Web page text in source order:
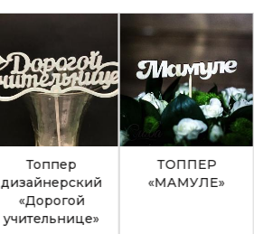
Топпер
дизайнерский
«Дорогой
учительнице»
ТОППЕР
«МАМУЛЕ»